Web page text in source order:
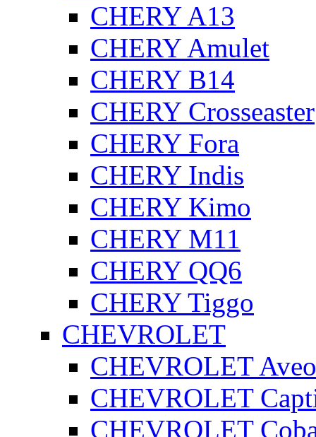
CHERY A13
CHERY Amulet
CHERY B14
CHERY Crosseaster
CHERY Fora
CHERY Indis
CHERY Kimo
CHERY M11
CHERY QQ6
CHERY Tiggo
CHEVROLET
CHEVROLET Aveo
CHEVROLET
CHEVROLET